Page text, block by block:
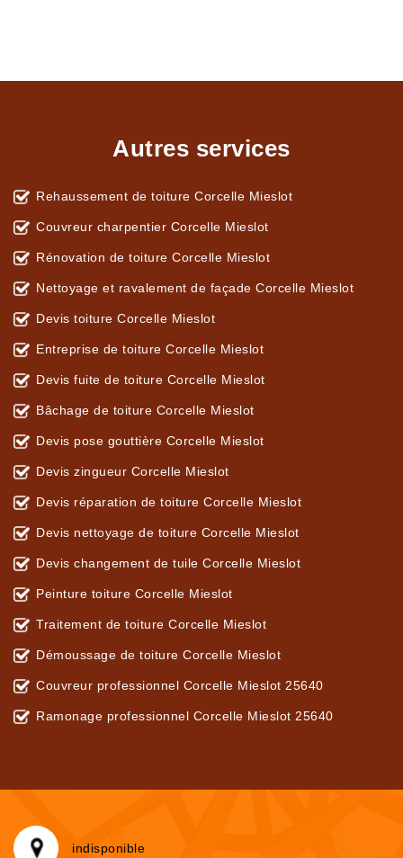
Autres services
Rehaussement de toiture Corcelle Mieslot
Couvreur charpentier Corcelle Mieslot
Rénovation de toiture Corcelle Mieslot
Nettoyage et ravalement de façade Corcelle Mieslot
Devis toiture Corcelle Mieslot
Entreprise de toiture Corcelle Mieslot
Devis fuite de toiture Corcelle Mieslot
Bâchage de toiture Corcelle Mieslot
Devis pose gouttière Corcelle Mieslot
Devis zingueur Corcelle Mieslot
Devis réparation de toiture Corcelle Mieslot
Devis nettoyage de toiture Corcelle Mieslot
Devis changement de tuile Corcelle Mieslot
Peinture toiture Corcelle Mieslot
Traitement de toiture Corcelle Mieslot
Démoussage de toiture Corcelle Mieslot
Couvreur professionnel Corcelle Mieslot 25640
Ramonage professionnel Corcelle Mieslot 25640
indisponible